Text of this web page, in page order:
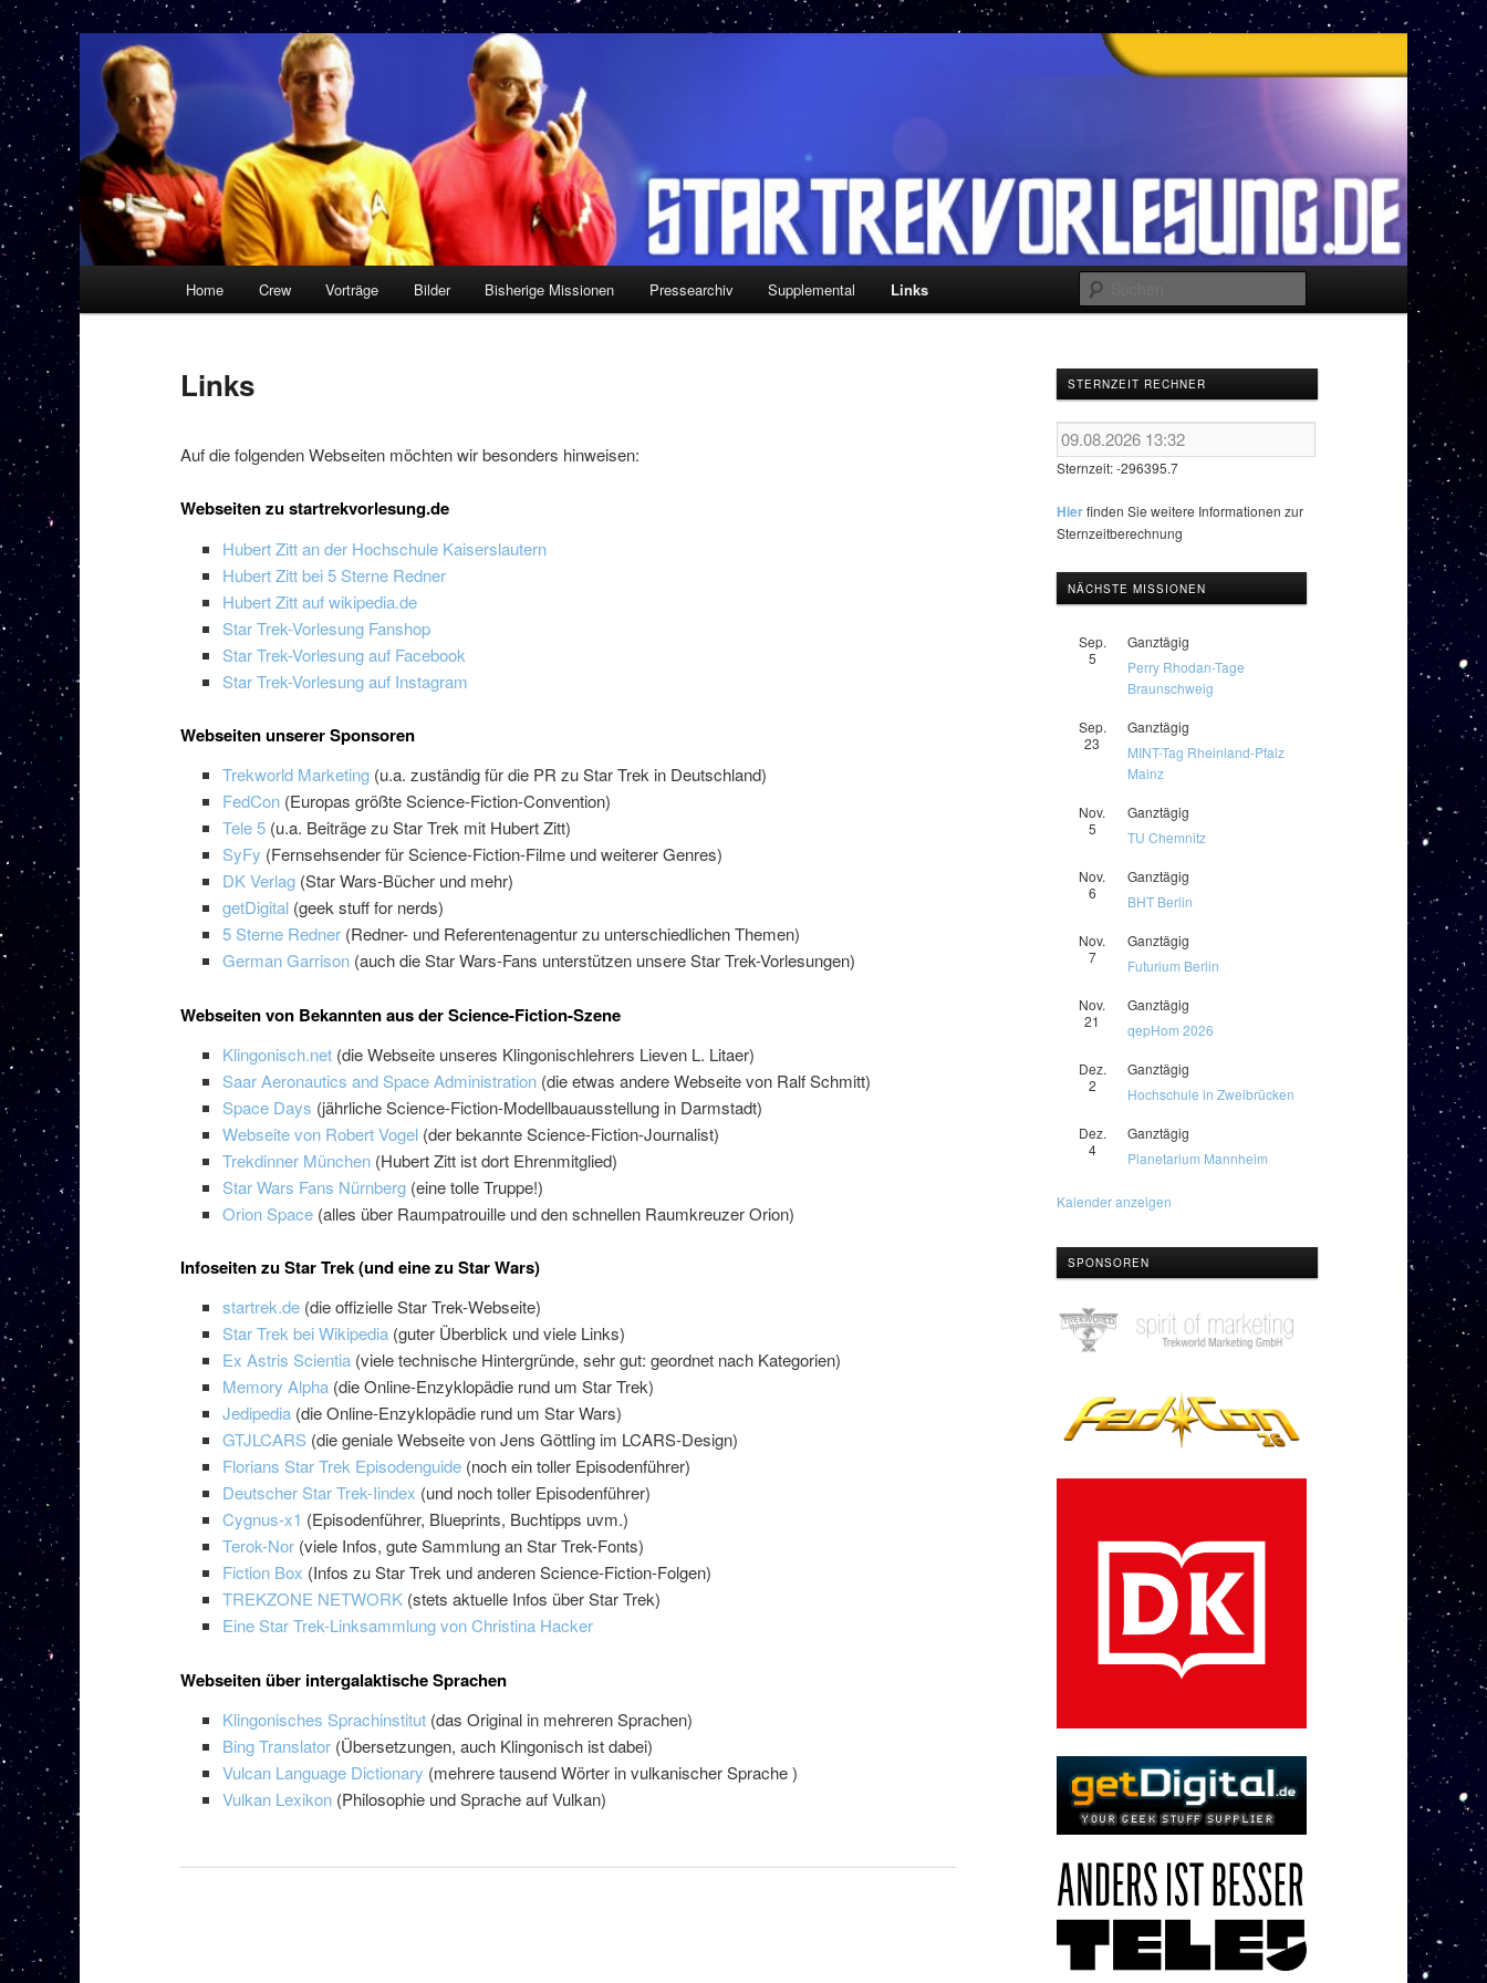
Zum
primären
Inhalt
springen
Star Trek Vorlesung
startrekvorlesung.de
Home Crew Vorträge Bilder Bisherige Missionen Pressearchiv Supplemental Links
Links
Auf die folgenden Webseiten möchten wir besonders hinweisen:
Webseiten zu startrekvorlesung.de
Hubert Zitt an der Hochschule Kaiserslautern
Hubert Zitt bei 5 Sterne Redner
Hubert Zitt auf wikipedia.de
Star Trek-Vorlesung Fanshop
Star Trek-Vorlesung auf Facebook
Star Trek-Vorlesung auf Instagram
Webseiten unserer Sponsoren
Trekworld Marketing(u.a. zuständig für die PR zu Star Trek in Deutschland)
FedCon(Europas größte Science-Fiction-Convention)
Tele 5(u.a. Beiträge zu Star Trek mit Hubert Zitt)
SyFy (Fernsehsender für Science-Fiction-Filme und weiterer Genres)
DK Verlag(Star Wars-Bücher und mehr)
getDigital(geek stuff for nerds)
5 Sterne Redner(Redner- und Referentenagentur zu unterschiedlichen Themen)
German Garrison(auch die Star Wars-Fans unterstützen unsere Star Trek-Vorlesungen)
Webseiten von Bekannten aus der Science-Fiction-Szene
Klingonisch.net (die Webseite unseres Klingonischlehrers Lieven L. Litaer)
Saar Aeronautics and Space Administration(die etwas andere Webseite von Ralf Schmitt)
Space Days (jährliche Science-Fiction-Modellbauausstellung in Darmstadt)
Webseite von Robert Vogel(der bekannte Science-Fiction-Journalist)
Trekdinner München(Hubert Zitt ist dort Ehrenmitglied)
Star Wars Fans Nürnberg(eine tolle Truppe!)
Orion Space(alles über Raumpatrouille und den schnellen Raumkreuzer Orion)
Infoseiten zu Star Trek (und eine zu Star Wars)
startrek.de(die offizielle Star Trek-Webseite)
Star Trek bei Wikipedia(guter Überblick und viele Links)
Ex Astris Scientia(viele technische Hintergründe, sehr gut: geordnet nach Kategorien)
Memory Alpha(die Online-Enzyklopädie rund um Star Trek)
Jedipedia(die Online-Enzyklopädie rund um Star Wars)
GTJLCARS (die geniale Webseite von Jens Göttling im LCARS-Design)
Florians Star Trek Episodenguide(noch ein toller Episodenführer)
Deutscher Star Trek-Iindex (und noch toller Episodenführer)
Cygnus-x1 (Episodenführer, Blueprints, Buchtipps uvm.)
Terok-Nor(viele Infos, gute Sammlung an Star Trek-Fonts)
Fiction Box (Infos zu Star Trek und anderen Science-Fiction-Folgen)
TREKZONE NETWORK(stets aktuelle Infos über Star Trek)
Eine Star Trek-Linksammlung von Christina Hacker
Webseiten über intergalaktische Sprachen
Klingonisches Sprachinstitut(das Original in mehreren Sprachen)
Bing Translator(Übersetzungen, auch Klingonisch ist dabei)
Vulcan Language Dictionary (mehrere tausend Wörter in vulkanischer Sprache )
Vulkan Lexikon(Philosophie und Sprache auf Vulkan)
STERNZEIT RECHNER
Sternzeit: -296395.7
Hierfinden Sie weitere Informationen zur
Sternzeitberechnung
NÄCHSTE MISSIONEN
Sep.
5
Ganztägig
Perry Rhodan-Tage
Braunschweig
Sep.
23
Ganztägig
MINT-Tag Rheinland-Pfalz
Mainz
Nov.
5
Ganztägig
TU Chemnitz
Nov.
6
Ganztägig
BHT Berlin
Nov.
7
Ganztägig
Futurium Berlin
Nov.
21
Ganztägig
qepHom 2026
Dez.
2
Ganztägig
Hochschule in Zweibrücken
Dez.
4
Ganztägig
Planetarium Mannheim
Kalender anzeigen
SPONSOREN